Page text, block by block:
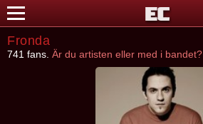
Fronda
741 fans. Är du artisten eller med i bandet?